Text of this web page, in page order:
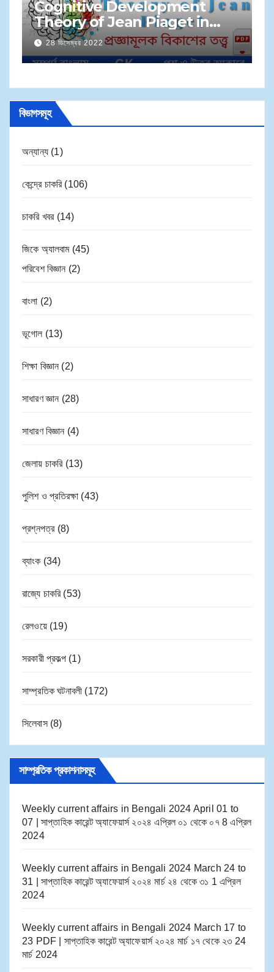
Cognitive Development
Theory of Jean Piaget in
Bengali | জেন পিয়াজেঁর প্রজ্ঞামূলক
বিকাশের তত্ত্ব
28 ডিসেম্বর 2022
বিভাগসমূহ
অন্যান্য (1)
কেন্দ্রে চাকরি(106)
চাকরি খবর(14)
জিকে অ্যালবাম(45)
পরিবেশ বিজ্ঞান (2)
বাংলা (2)
ভূগোল (13)
শিক্ষা বিজ্ঞান (2)
সাধারণ জ্ঞান (28)
সাধারণ বিজ্ঞান (4)
জেলায় চাকরি(13)
পুলিশ ও প্রতিরক্ষা (43)
প্রশ্নপত্র(8)
ব্যাংক (34)
রাজ্যে চাকরি(53)
রেলওয়ে(19)
সরকারী প্রকল্প (1)
সাম্প্রতিক ঘটনাবলী (172)
সিলেবাস(8)
সাম্প্রতিক প্রকাশনাসমূহ
Weekly current affairs in Bengali 2024 April 01 to
07 | সাপ্তাহিক কারেন্ট অ্যাফেয়ার্স ২০২৪ এপ্রিল ০১ থেকে ০৭ 8 এপ্রিল
2024
Weekly current affairs in Bengali 2024 March 24 to
31 | সাপ্তাহিক কারেন্ট অ্যাফেয়ার্স ২০২৪ মার্চ ২৪ থেকে ৩১ 1 এপ্রিল
2024
Weekly current affairs in Bengali 2024 March 17 to
23 PDF | সাপ্তাহিক কারেন্ট অ্যাফেয়ার্স ২০২৪ মার্চ ১৭ থেকে ২৩ 24
মার্চ 2024